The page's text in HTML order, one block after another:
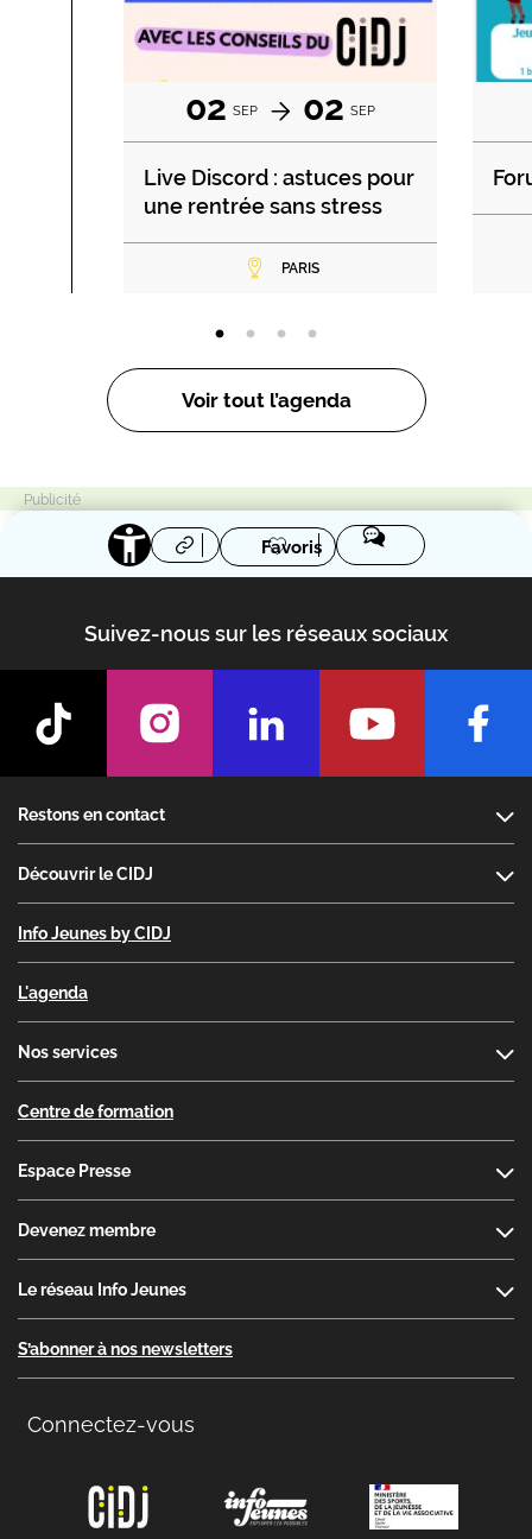
02 SEP 02 SEP
Live Discord : astuces pour
une rentrée sans stress
PARIS
Voir tout l’agenda
Favoris
Suivez-nous sur les réseaux sociaux
Restons en contact
Découvrir le CIDJ
Info Jeunes by CIDJ
L'agenda
Nos services
Centre de formation
Espace Presse
Devenez membre
Le réseau Info Jeunes
S’abonner à nos newsletters
Connectez-vous